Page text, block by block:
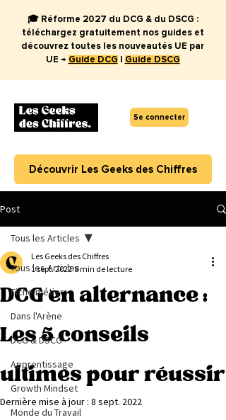
Se connecter
🎓 Réforme 2027 du DCG & du DSCG :
téléchargez gratuitement nos guides et
découvrez toutes les nouveautés UE par
UE → Guide DCG Guide DSCG
Découvrir Les Geeks des Chiffres
Post
Tous les Articles
Fiche métier
Dans l'Arène
DCG & DSCG
Apprentissage
Growth Mindset
Monde du Travail
Tous les Articles
DCG en alternance :
Les 5 conseils
ultimes pour réussir
Les Geeks des Chiffres
1 sept. 2022 8 min de lecture
Dernière mise à jour : 8 sept. 2022